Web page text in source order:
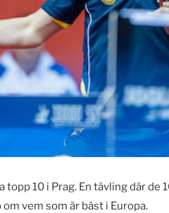
topp 10 i Prag. En tävling där de
vem som är bäst i Europa.